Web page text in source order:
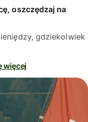
oszczędzaj na
gdziekolwiek
więcej